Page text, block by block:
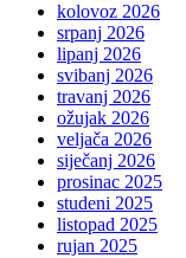
kolovoz 2026
srpanj 2026
lipanj 2026
svibanj 2026
travanj 2026
ožujak 2026
veljača 2026
siječanj 2026
prosinac 2025
studeni 2025
listopad 2025
rujan 2025